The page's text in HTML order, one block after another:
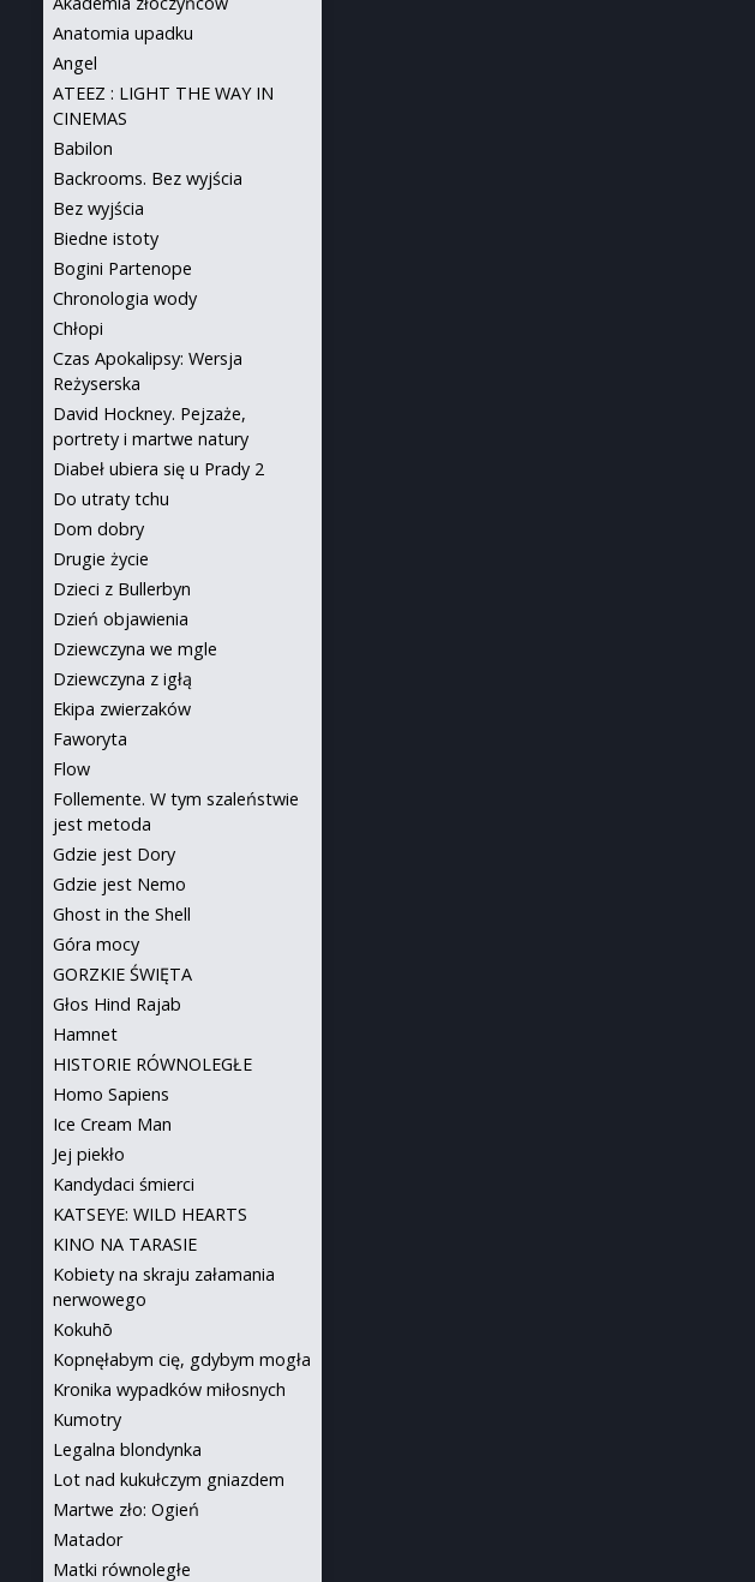
Anatomia upadku
Angel
ATEEZ : LIGHT THE WAY IN
CINEMAS
Babilon
Backrooms. Bez wyjścia
Bez wyjścia
Biedne istoty
Bogini Partenope
Chronologia wody
Chłopi
Czas Apokalipsy: Wersja
Reżyserska
David Hockney. Pejzaże,
portrety i martwe natury
Diabeł ubiera się u Prady 2
Do utraty tchu
Dom dobry
Drugie życie
Dzieci z Bullerbyn
Dzień objawienia
Dziewczyna we mgle
Dziewczyna z igłą
Ekipa zwierzaków
Faworyta
Flow
Follemente. W tym szaleństwie
jest metoda
Gdzie jest Dory
Gdzie jest Nemo
Ghost in the Shell
Góra mocy
GORZKIE ŚWIĘTA
Głos Hind Rajab
Hamnet
HISTORIE RÓWNOLEGŁE
Homo Sapiens
Ice Cream Man
Jej piekło
Kandydaci śmierci
KATSEYE: WILD HEARTS
KINO NA TARASIE
Kobiety na skraju załamania
nerwowego
Kokuhō
Kopnęłabym cię, gdybym mogła
Kronika wypadków miłosnych
Kumotry
Legalna blondynka
Lot nad kukułczym gniazdem
Martwe zło: Ogień
Matador
Matki równoległe